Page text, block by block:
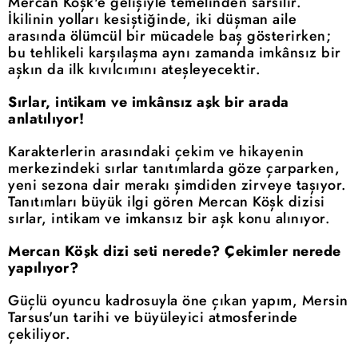
İkilinin yolları kesiştiğinde, iki düşman aile
arasında ölümcül bir mücadele baş gösterirken;
bu tehlikeli karşılaşma aynı zamanda imkânsız bir
aşkın da ilk kıvılcımını ateşleyecektir.
Sırlar, intikam ve imkânsız aşk bir arada
anlatılıyor!
Karakterlerin arasındaki çekim ve hikayenin
merkezindeki sırlar tanıtımlarda göze çarparken,
yeni sezona dair merakı şimdiden zirveye taşıyor.
Tanıtımları büyük ilgi gören Mercan Köşk dizisi
sırlar, intikam ve imkansız bir aşk konu alınıyor.
Mercan Köşk dizi seti nerede? Çekimler nerede
yapılıyor?
Güçlü oyuncu kadrosuyla öne çıkan yapım, Mersin
Tarsus'un tarihi ve büyüleyici atmosferinde
çekiliyor.